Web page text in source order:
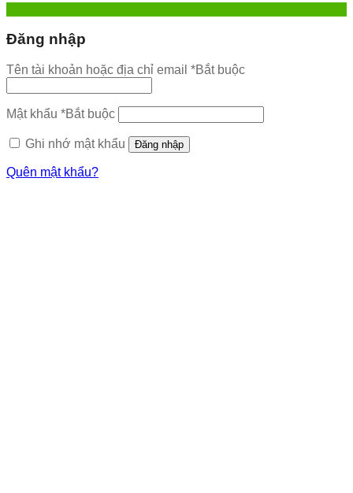
Đăng nhập
Tên tài khoản hoặc địa chỉ email *Bắt buộc
Mật khẩu *Bắt buộc
Ghi nhớ mật khẩu Đăng nhập
Quên mật khẩu?